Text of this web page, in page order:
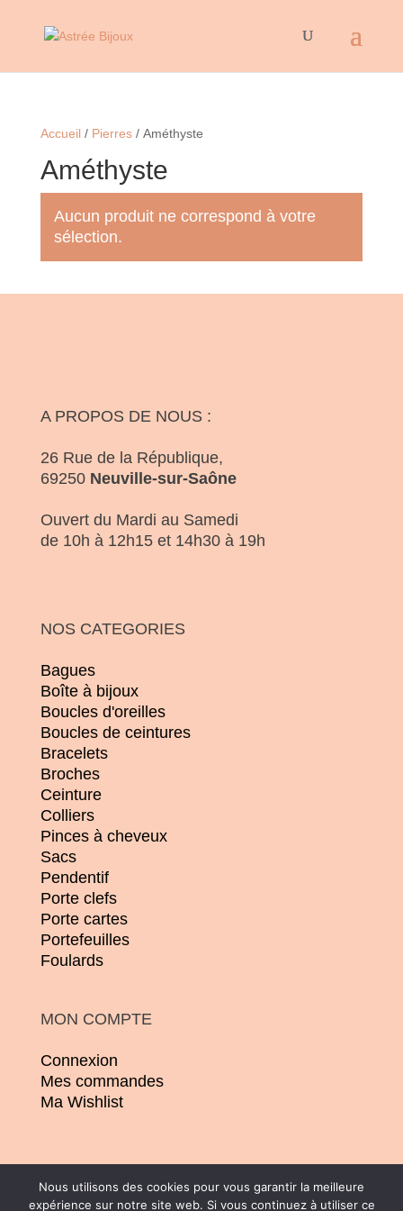
Accueil/ Pierres/ Améthyste
Améthyste
Aucun produit ne correspond à votre
sélection.
A PROPOS DE NOUS :
26 Rue de la République,
69250 Neuville-sur-Saône
Ouvert du Mardi au Samedi
de 10h à 12h15 et 14h30 à 19h
NOS CATEGORIES
Bagues
Boîte à bijoux
Boucles d'oreilles
Boucles de ceintures
Bracelets
Broches
Ceinture
Colliers
Pinces à cheveux
Sacs
Pendentif
Porte clefs
Porte cartes
Portefeuilles
Foulards
MON COMPTE
Connexion
Mes commandes
Ma Wishlist
Nous utilisons des cookies pour vous garantir la meilleure
expérience sur notre site web. Si vous continuez à utiliser ce